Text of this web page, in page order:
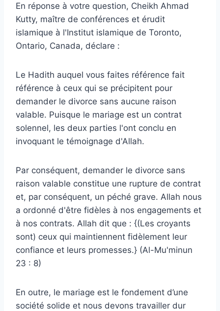
En réponse à votre question, Cheikh Ahmad
Kutty, maître de conférences et érudit
islamique à l'Institut islamique de Toronto,
Ontario, Canada, déclare :
Le Hadith auquel vous faites référence fait
référence à ceux qui se précipitent pour
demander le divorce sans aucune raison
valable. Puisque le mariage est un contrat
solennel, les deux parties l'ont conclu en
invoquant le témoignage d'Allah.
Par conséquent, demander le divorce sans
raison valable constitue une rupture de contrat
et, par conséquent, un péché grave. Allah nous
a ordonné d'être fidèles à nos engagements et
à nos contrats. Allah dit que : {(Les croyants
sont) ceux qui maintiennent fidèlement leur
confiance et leurs promesses.} (Al-Mu'minun
23 : 8)
En outre, le mariage est le fondement d’une
société solide et nous devons travailler dur